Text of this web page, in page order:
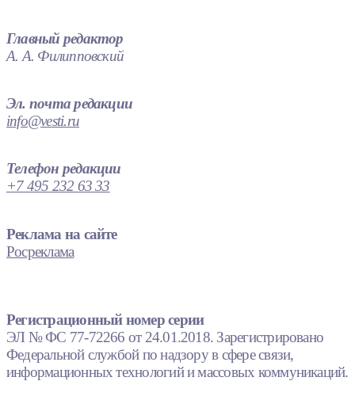
Главный редактор
А. А. Филипповский
Эл. почта редакции
info@vesti.ru
Телефон редакции
+7 495 232 63 33
Реклама на сайте
Росреклама
Регистрационный номер серии
ЭЛ № ФС 77-72266 от 24.01.2018. Зарегистрировано
Федеральной службой по надзору в сфере связи,
информационных технологий и массовых коммуникаций.